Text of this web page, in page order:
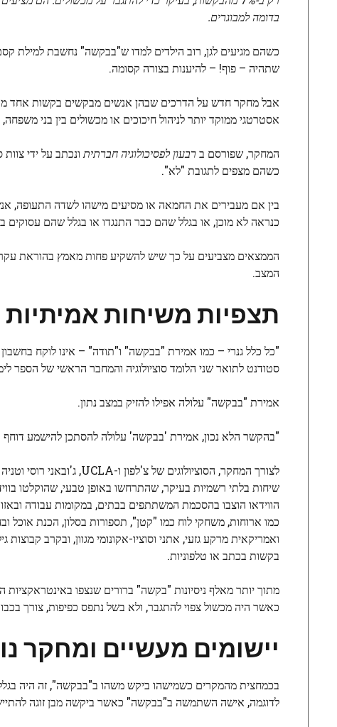
בדומה למבוגרים.
כשהם מגיעים לגן, רוב הילדים למדו ש"בבקשה" נחשבת למילת
שתהיה – פוף! – להיענות בצורה קסומה.
אבל מחקר חדש על הדרכים שבהן אנשים מבקשים בקשות אחד
אסטרטגי ממוקד יותר לניהול חיכוכים או מכשולים בין בני
המחקר, שפורסם ברבעון לפסיכולוגיה חברתית
כשהם מצפים לתגובת "לא".
בין אם מעבירים את החמאה או מסיעים מישהו לשדה התעופה,
כנראה לא מוכן, או בגלל שהם כבר התנגדו או בגלל שהם עסוקים
הממצאים מצביעים על כך שיש להשקיע פחות מאמץ בהוראת
המצב.
תצפיות משיחות אמיתיות
"כל כלל גנרי – כמו אמירת "בבקשה" ו"תודה" – אינו לוקח
סטודנט לתואר שני הלומד סוציולוגיה והמחבר הראשי של הספר
אמירת "בבקשה" עלולה אפילו להזיק במצב נתון.
"בהקשר הלא נכון, אמירת 'בבקשה' עלולה להסתכן להישמע דוחף
שיחות בלתי רשמיות בעיקר, שהתרחשו באופן טבעי, שהוקלטו
הווידאו הוצבו בהסכמת המשתתפים בבתים, במקומות עבודה
כמו ארוחות, משחקי לוח כמו "קטן", תספורות בסלון, הכנת אוכל
ואמריקאית מרקע גזעי, אתני וסוציו-אקונומי מגוון, ובקרב
בקשות בכתב או טלפוניות.
כאשר היה מכשול צפוי להתגבר, ולא בשל נתפס כפיפות, צורך
יישומים מעשיים ומחקר
בכמחצית מהמקרים כשמישהו ביקש משהו ב"בבקשה", זה היה
לדוגמה, אישה השתמשה ב"בבקשה" כאשר ביקשה מבן זוגה